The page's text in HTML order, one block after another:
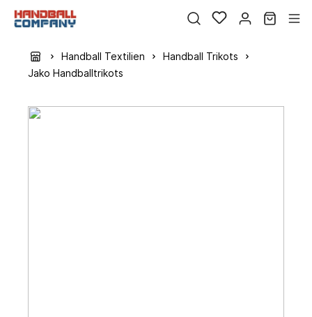
Handball Textilien
Handball Trikots
Jako Handballtrikots